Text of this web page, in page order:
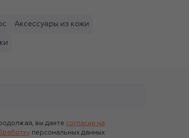
Аксессуары из кожи
вы даете согласие на
персональных данных